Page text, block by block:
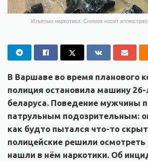
Изъятые наркотики. Снимок носит
В Варшаве во время планового
полиция остановила машину 26-
беларуса. Поведение мужчины
патрульным подозрительным:
как будто пытался что-то
полицейские решили осмотреть
нашли в нём наркотики. Об